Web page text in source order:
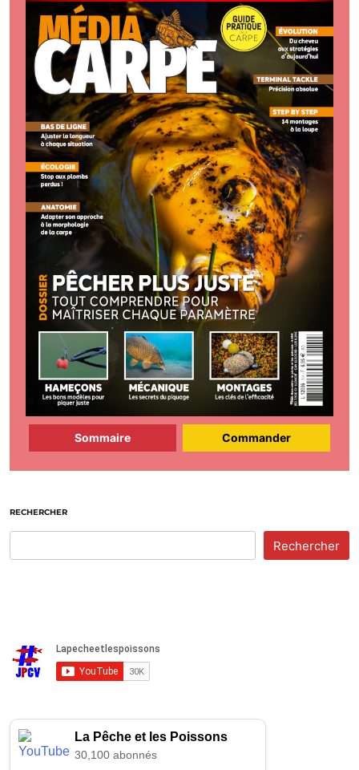
Sommaire Commander
RECHERCHER
Rechercher
La Pêche et les Poissons
30,100 abonnés